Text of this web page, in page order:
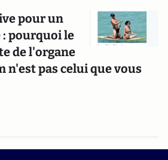
pour un
: pourquoi le
de l'organe
n'est pas celui que vous